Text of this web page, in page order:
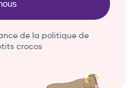
de la politique de
crocos